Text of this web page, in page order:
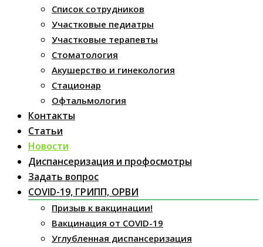
Список сотрудников
Участковые педиатры
Участковые терапевты
Стоматология
Акушерство и гинекология
Стационар
Офтальмология
Контакты
Статьи
Новости
Диспансеризация и профосмотры
Задать вопрос
COVID-19, ГРИПП, ОРВИ
Призыв к вакцинации!
Вакцинация от COVID-19
Углубленная диспансеризация